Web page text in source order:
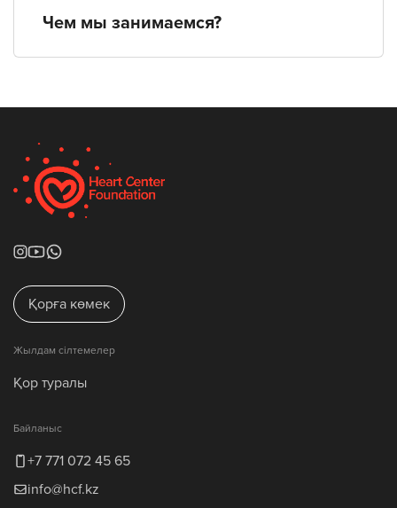
Чем мы занимаемся?
Қорға көмек
Жылдам сілтемелер
Қор туралы
Байланыс
+7 771 072 45 65
info@hcf.kz